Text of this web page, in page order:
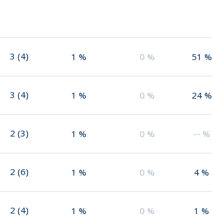
3 (4) 1 % 0 % 51 %
3 (4) 1 % 0 % 24 %
2 (3) 1 % 0 % -- %
2 (6) 1 % 0 % 4 %
2 (4) 1 % 0 % 1 %